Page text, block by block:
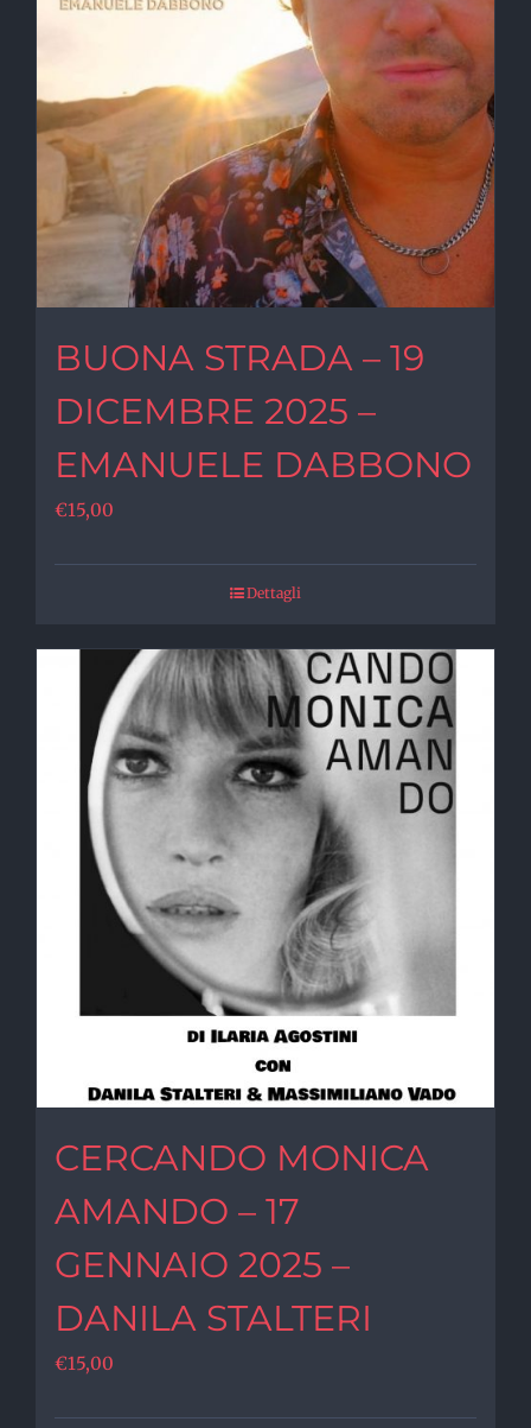
BUONA STRADA – 19
DICEMBRE 2025 –
EMANUELE DABBONO
€15,00
Dettagli
CERCANDO MONICA
AMANDO – 17
GENNAIO 2025 –
DANILA STALTERI
€15,00